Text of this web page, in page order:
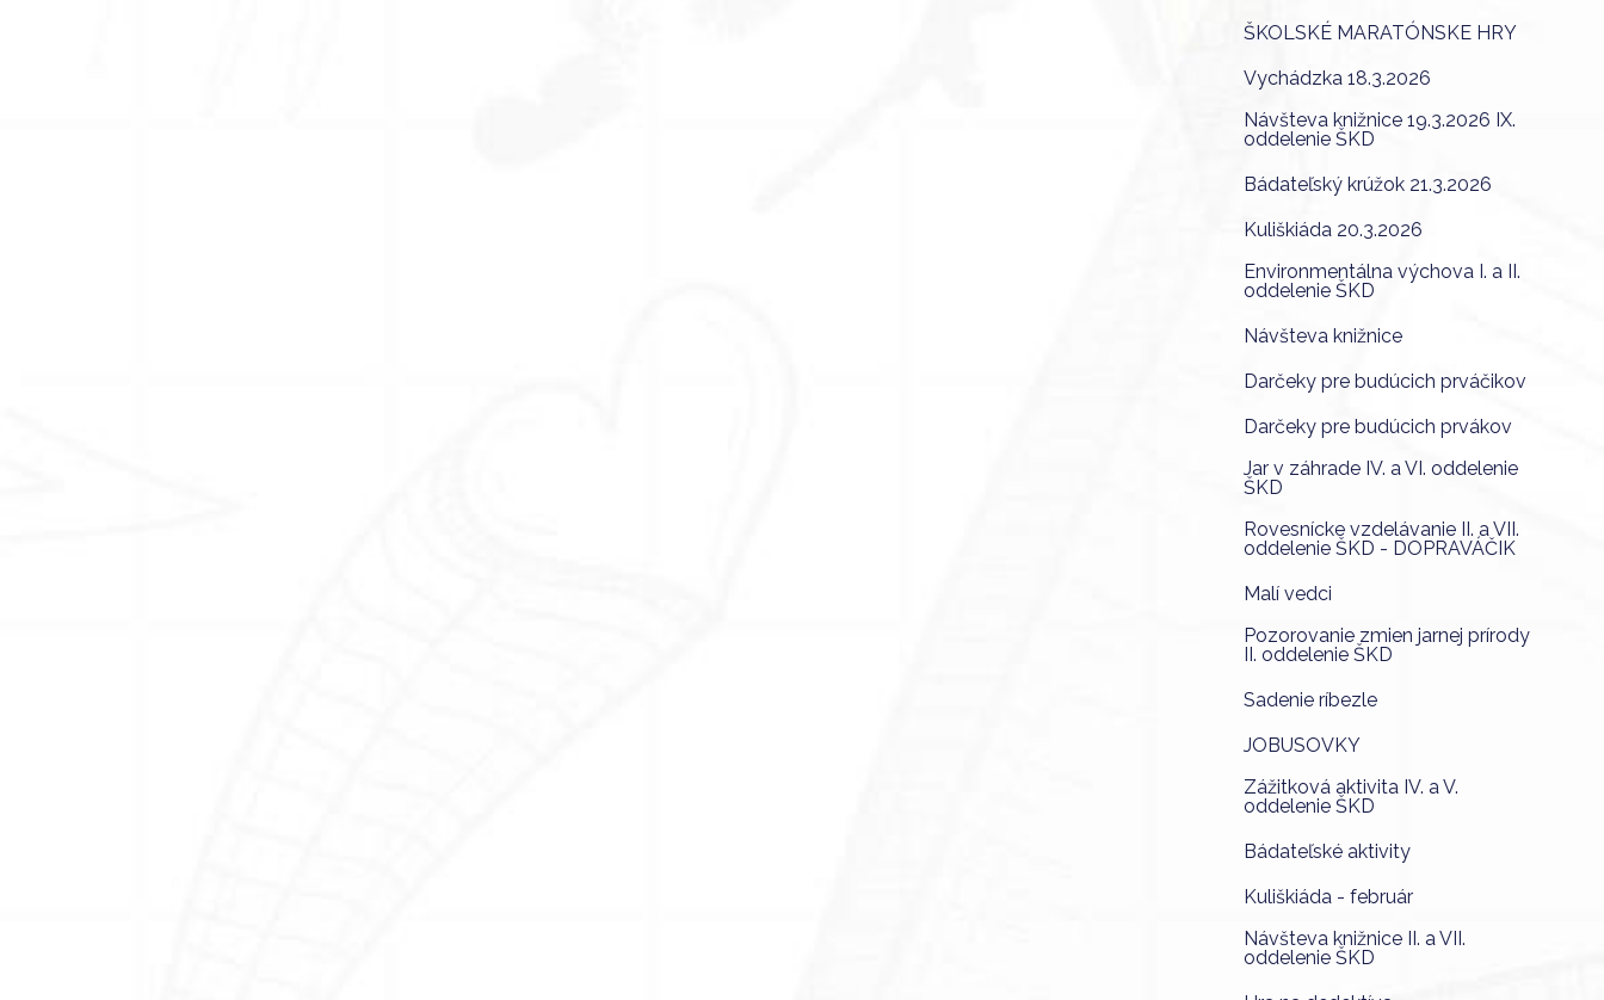
ŠKOLSKÉ MARATÓNSKE HRY
Vychádzka 18.3.2026
Návšteva knižnice 19.3.2026 IX.
oddelenie ŠKD
Bádateľský krúžok 21.3.2026
Kuliškiáda 20.3.2026
Environmentálna výchova I. a II.
oddelenie ŠKD
Návšteva knižnice
Darčeky pre budúcich prváčikov
Darčeky pre budúcich prvákov
Jar v záhrade IV. a VI. oddelenie
ŠKD
Rovesnícke vzdelávanie II. a VII.
oddelenie ŠKD - DOPRAVÁČIK
Malí vedci
Pozorovanie zmien jarnej prírody
II. oddelenie ŠKD
Sadenie ríbezle
JOBUSOVKY
Zážitková aktivita IV. a V.
oddelenie ŠKD
Bádateľské aktivity
Kuliškiáda - február
Návšteva knižnice II. a VII.
oddelenie ŠKD